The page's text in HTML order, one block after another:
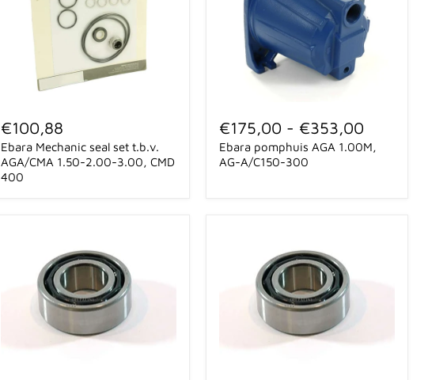
Mechanic
seal
set
t.b.v.
AGA/CMA
€100,88
Ebara Mechanic seal set t.b.v.
AGA/CMA 1.50-2.00-3.00, CMD
400
pomphuis
AGA
1.00M,
AG-
€175,00 - €353,00
Ebara pomphuis AGA 1.00M,
AG-A/C150-300